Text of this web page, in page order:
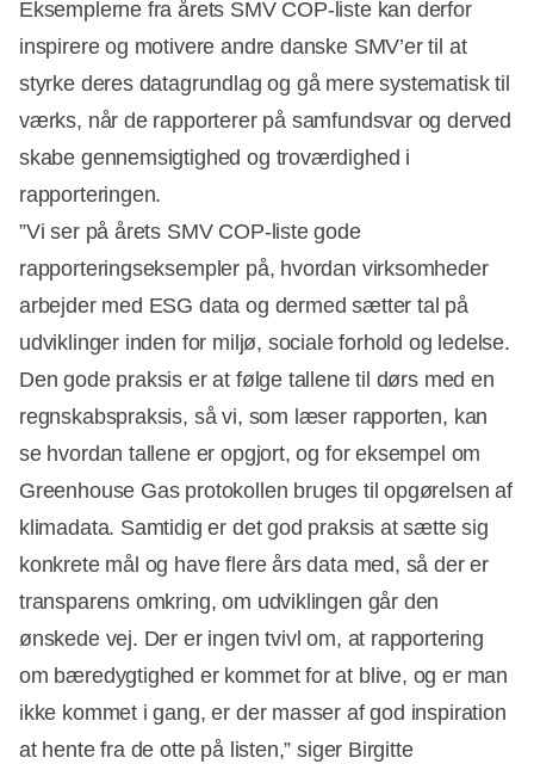
Eksemplerne fra årets SMV COP-liste kan derfor
inspirere og motivere andre danske SMV’er til at
styrke deres datagrundlag og gå mere systematisk til
værks, når de rapporterer på samfundsvar og derved
skabe gennemsigtighed og troværdighed i
rapporteringen.
”Vi ser på årets SMV COP-liste gode
rapporteringseksempler på, hvordan virksomheder
arbejder med ESG data og dermed sætter tal på
udviklinger inden for miljø, sociale forhold og ledelse.
Den gode praksis er at følge tallene til dørs med en
regnskabspraksis, så vi, som læser rapporten, kan
se hvordan tallene er opgjort, og for eksempel om
Greenhouse Gas protokollen bruges til opgørelsen af
klimadata. Samtidig er det god praksis at sætte sig
konkrete mål og have flere års data med, så der er
transparens omkring, om udviklingen går den
ønskede vej. Der er ingen tvivl om, at rapportering
om bæredygtighed er kommet for at blive, og er man
ikke kommet i gang, er der masser af god inspiration
at hente fra de otte på listen,” siger Birgitte